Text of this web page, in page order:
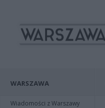
WARSZAWA
Wiadomości z Warszawy